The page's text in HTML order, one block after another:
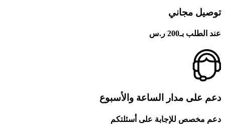
توصيل مجاني
عند الطلب بـ200 ر.س
دعم على مدار الساعة والأسبوع
دعم مخصص للإجابة على أسئلتكم